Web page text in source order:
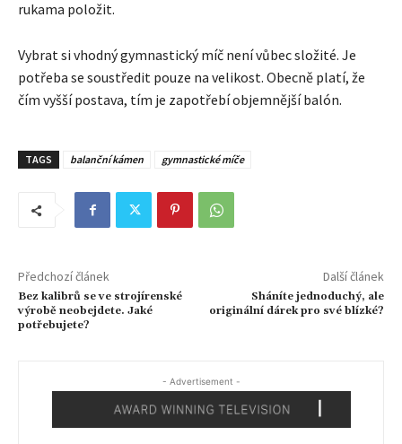
rukama položit.
Vybrat si vhodný gymnastický míč není vůbec složité. Je
potřeba se soustředit pouze na velikost. Obecně platí, že
čím vyšší postava, tím je zapotřebí objemnější balón.
TAGS balanční kámen gymnastické míče
Předchozí článek
Bez kalibrů se ve strojírenské
výrobě neobejdete. Jaké
potřebujete?
Další článek
Sháníte jednoduchý, ale
originální dárek pro své blízké?
- Advertisement -